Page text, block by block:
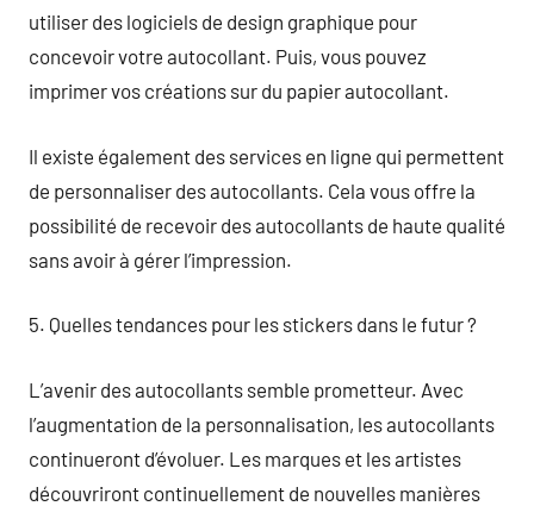
utiliser des logiciels de design graphique pour
concevoir votre autocollant. Puis, vous pouvez
imprimer vos créations sur du papier autocollant.
Il existe également des services en ligne qui permettent
de personnaliser des autocollants. Cela vous offre la
possibilité de recevoir des autocollants de haute qualité
sans avoir à gérer l’impression.
5. Quelles tendances pour les stickers dans le futur ?
L’avenir des autocollants semble prometteur. Avec
l’augmentation de la personnalisation, les autocollants
continueront d’évoluer. Les marques et les artistes
découvriront continuellement de nouvelles manières